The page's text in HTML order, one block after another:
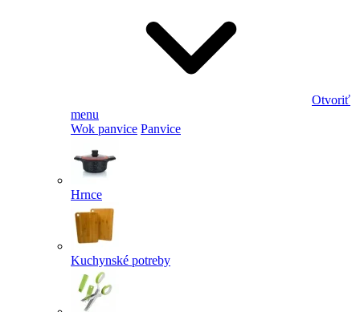
Otvoriť
menu
Wok panvice Panvice
Hrnce
Kuchynské potreby